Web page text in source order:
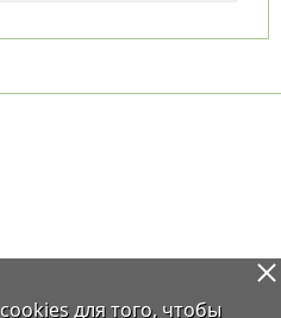
cookiesдля того, чтобы